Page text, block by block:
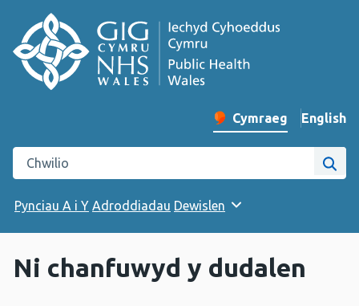
Newid iaith y wefan
Cymraeg English
–
Chwilio gwefan Iechyd Cyhoeddus Cymru
Pynciau A i Y Adroddiadau Dewislen
Ni chanfuwyd y dudalen